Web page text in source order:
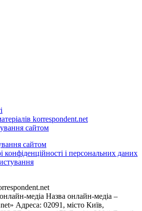
korrespondent.net
сайтом
сайтом
конфіденційності і персональних даних
медіа Назва онлайн-медіа –
Адреса: 02091, місто Київ,